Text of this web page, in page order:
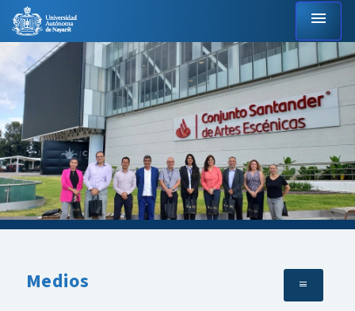
menu
Medios